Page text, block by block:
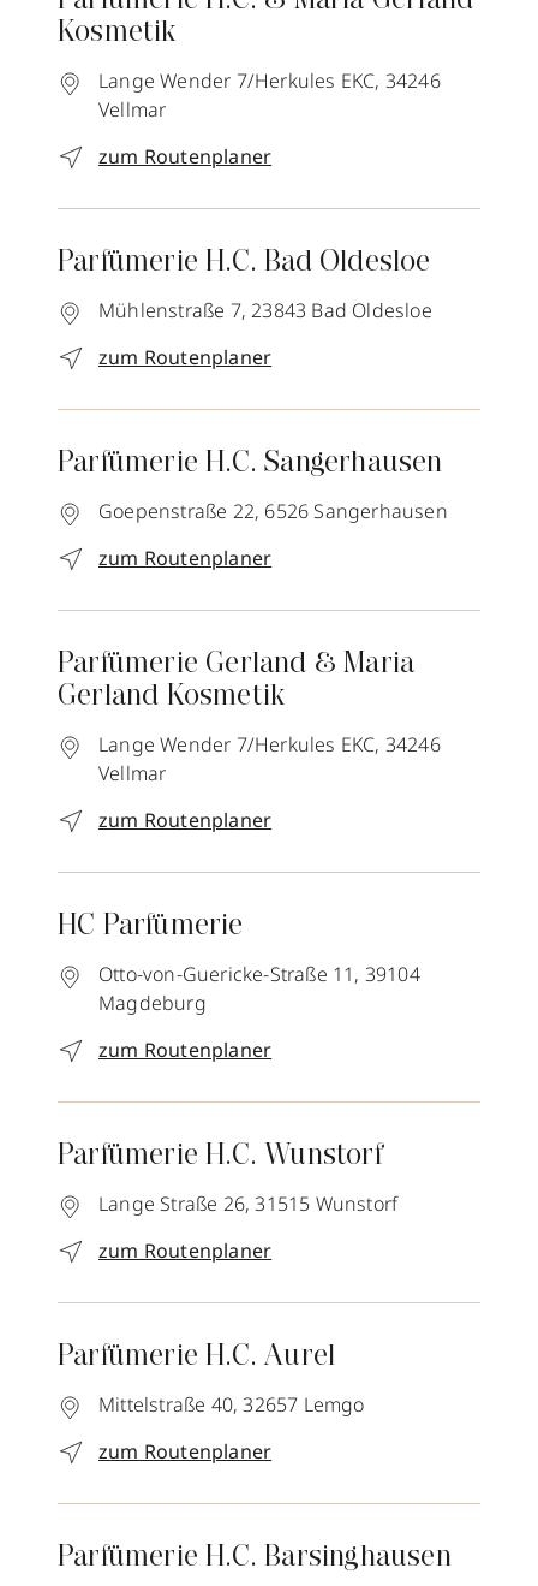
Kosmetik
Lange Wender 7/Herkules EKC, 34246
Vellmar
zum Routenplaner
Parfümerie H.C. Bad Oldesloe
Mühlenstraße 7, 23843 Bad Oldesloe
zum Routenplaner
Parfümerie H.C. Sangerhausen
Goepenstraße 22, 6526 Sangerhausen
zum Routenplaner
Parfümerie Gerland & Maria
Gerland Kosmetik
Lange Wender 7/Herkules EKC, 34246
Vellmar
zum Routenplaner
HC Parfümerie
Otto-von-Guericke-Straße 11, 39104
Magdeburg
zum Routenplaner
Parfümerie H.C. Wunstorf
Lange Straße 26, 31515 Wunstorf
zum Routenplaner
Parfümerie H.C. Aurel
Mittelstraße 40, 32657 Lemgo
zum Routenplaner
Parfümerie H.C. Barsinghausen